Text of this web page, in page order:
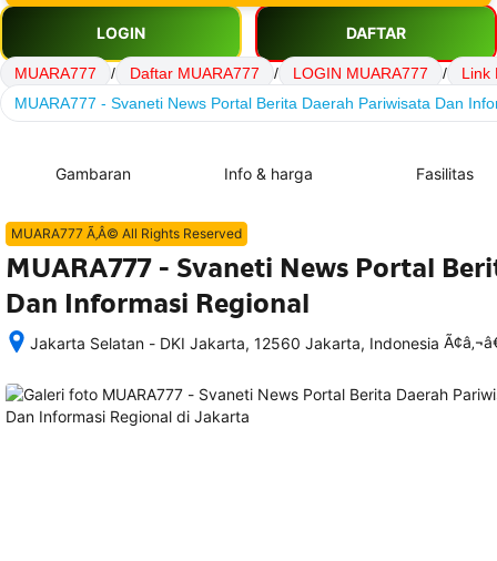
LOGIN DAFTAR
MUARA777 / Daftar MUARA777 / LOGIN MUARA777 /
Link
MUARA777 - Svaneti News Portal Berita Daerah Pariwisata Dan
Gambaran Info & harga Fasilitas
MUARA777 Ã‚Â© All Rights Reserved
MUARA777 - Svaneti News Portal
Dan Informasi Regional
Jakarta Selatan - DKI Jakarta, 12560 Jakarta, Indonesia
memesan,
semua